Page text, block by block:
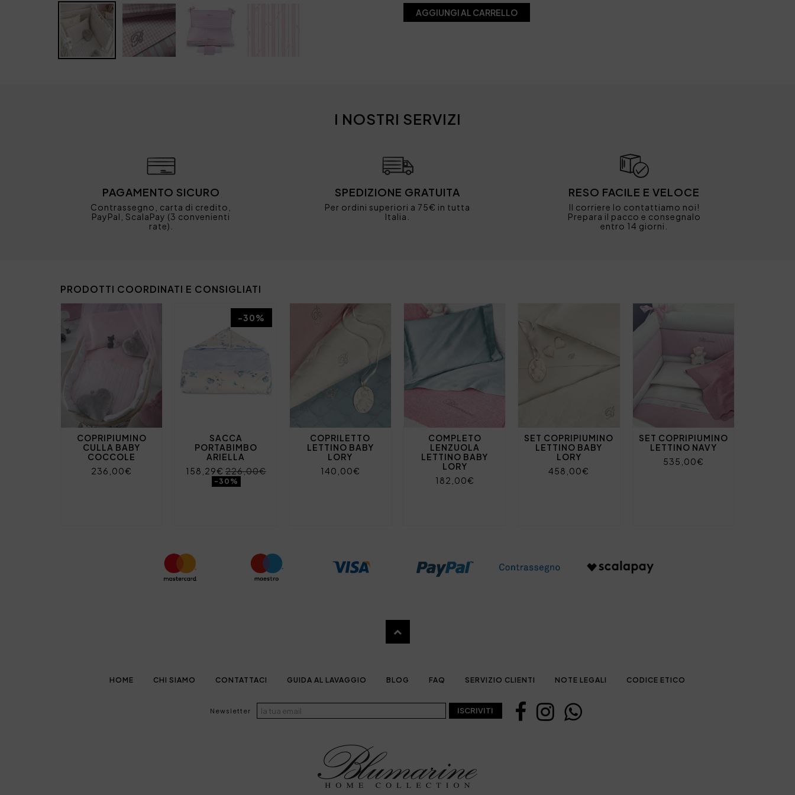
AGGIUNGI AL CARRELLO
I NOSTRI SERVIZI
PAGAMENTO SICURO
Contrassegno, carta di credito,
PayPal, ScalaPay (3 convenienti
rate).
SPEDIZIONE GRATUITA
Per ordini superiori a 75€ in tutta
Italia.
RESO FACILE E VELOCE
Il corriere lo contattiamo noi!
Prepara il pacco e consegnalo
entro 14 giorni.
PRODOTTI COORDINATI E CONSIGLIATI
COPRIPIUMINO
CULLA BABY
COCCOLE
236,00€
SACCA
PORTABIMBO
ARIELLA
158,29€ 226,00€
-30%
-30%
COPRILETTO
LETTINO BABY
LORY
140,00€
COMPLETO
LENZUOLA
LETTINO BABY
LORY
182,00€
SET COPRIPIUMINO
LETTINO BABY
LORY
458,00€
SET COPRIPIUMINO
LETTINO NAVY
535,00€
HOME CHI SIAMO CONTATTACI GUIDA AL LAVAGGIO BLOG FAQ SERVIZIO CLIENTI NOTE LEGALI CODICE ETICO
Newsletter ISCRIVITI